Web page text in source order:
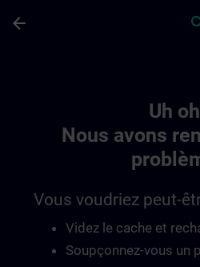
arrow_back
Uh
Nous avons
Vous voudriez peut-
Videz le cache et
Soupçonnez-vous un